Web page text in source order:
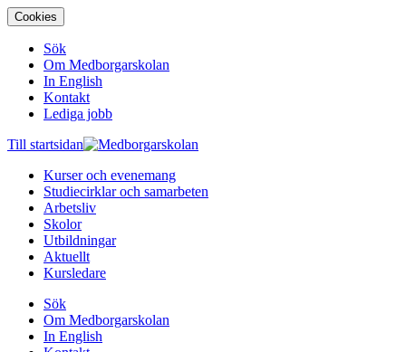
Cookies
Sök
Om Medborgarskolan
In English
Kontakt
Lediga jobb
Till startsidan
Kurser och evenemang
Studiecirklar och samarbeten
Arbetsliv
Skolor
Utbildningar
Aktuellt
Kursledare
Sök
Om Medborgarskolan
In English